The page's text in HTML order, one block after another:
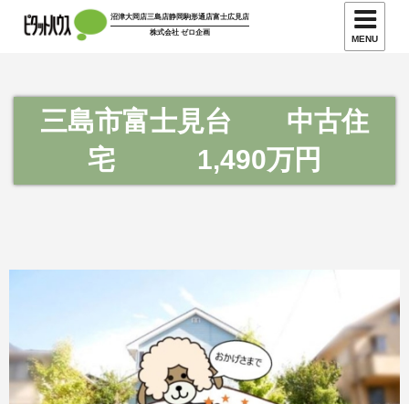
沼津大岡店三島店静岡駒形通店富士広見店
株式会社 ゼロ企画
MENU
三島市富士見台 中古住
宅 1,490万円